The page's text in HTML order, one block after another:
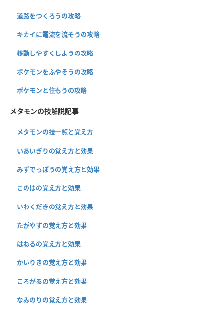
道路をつくろうの攻略
キカイに電流を流そうの攻略
移動しやすくしようの攻略
ポケモンをふやそうの攻略
ポケモンと住もうの攻略
メタモンの技解説記事
メタモンの技一覧と覚え方
いあいぎりの覚え方と効果
みずでっぽうの覚え方と効果
このはの覚え方と効果
いわくだきの覚え方と効果
たがやすの覚え方と効果
はねるの覚え方と効果
かいりきの覚え方と効果
ころがるの覚え方と効果
なみのりの覚え方と効果